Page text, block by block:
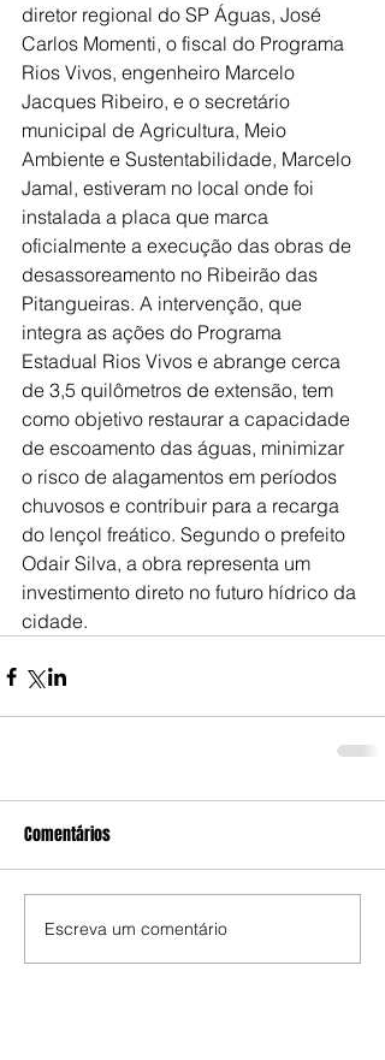
diretor regional do SP Águas, José
Carlos Momenti, o fiscal do Programa
Rios Vivos, engenheiro Marcelo
Jacques Ribeiro, e o secretário
municipal de Agricultura, Meio
Ambiente e Sustentabilidade, Marcelo
Jamal, estiveram no local onde foi
instalada a placa que marca
oficialmente a execução das obras de
desassoreamento no Ribeirão das
Pitangueiras. A intervenção, que
integra as ações do Programa
Estadual Rios Vivos e abrange cerca
de 3,5 quilômetros de extensão, tem
como objetivo restaurar a capacidade
de escoamento das águas, minimizar
o risco de alagamentos em períodos
chuvosos e contribuir para a recarga
do lençol freático. Segundo o prefeito
Odair Silva, a obra representa um
investimento direto no futuro hídrico da
cidade.
Comentários
Escreva um comentário